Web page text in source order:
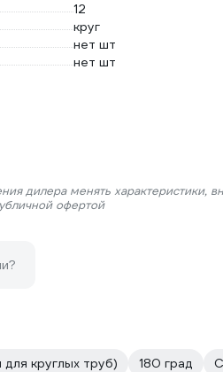
12
круг
нет шт
нет шт
дилера менять характеристики,
офертой
круглых труб) 180 град